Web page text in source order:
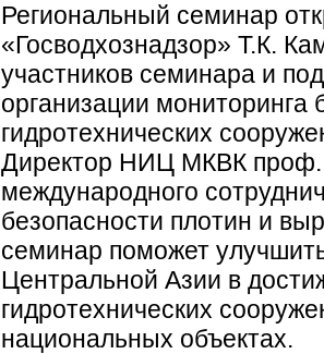
Региональный семинар
«Госводхознадзор» Т.К.
участников семинара и
организации мониторинга
гидротехнических
Директор НИЦ МКВК проф.
международного
безопасности плотин и
семинар поможет
Центральной Азии в
гидротехнических
национальных объектах.